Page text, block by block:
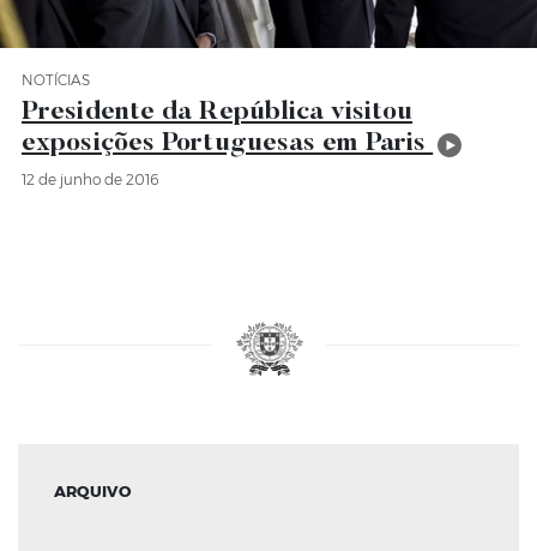
Categoria Notícias
NOTÍCIAS
Presidente da República visitou
exposições Portuguesas em Paris
12 de junho de 2016
ARQUIVO